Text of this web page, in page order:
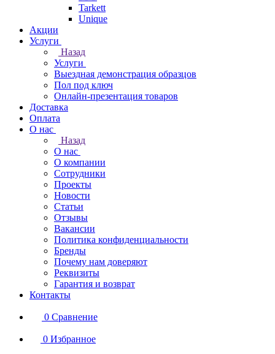
Tarkett
Unique
Акции
Услуги
Назад
Услуги
Выездная демонстрация образцов
Пол под ключ
Онлайн-презентация товаров
Доставка
Оплата
О нас
Назад
О нас
О компании
Сотрудники
Проекты
Новости
Статьи
Отзывы
Вакансии
Политика конфиденциальности
Бренды
Почему нам доверяют
Реквизиты
Гарантия и возврат
Контакты
0 Сравнение
0 Избранное